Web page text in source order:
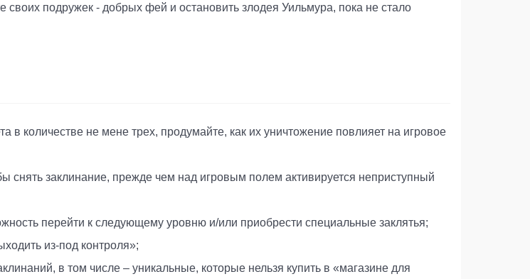
своих подружек - добрых фей и остановить злодея Уильмура, пока не стало
в количестве не мене трех, продумайте, как их уничтожение повлияет на игровое
снять заклинание, прежде чем над игровым полем активируется неприступный
перейти к следующему уровню и/или приобрести специальные заклятья;
из-под контроля»;
в том числе – уникальные, которые нельзя купить в «магазине для